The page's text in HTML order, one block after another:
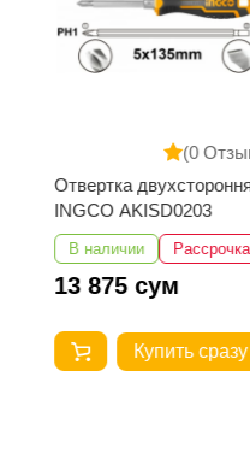
(0 Отзывов)
Отвертка двухсторонняя
INGCO AKISD0203
В наличии Рассрочка
13 875 сум
Купить сразу